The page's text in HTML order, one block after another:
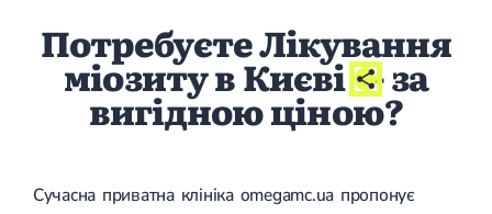
Потребуєте Лікування
міозиту в Києві - за
вигідною ціною?
Сучасна приватна клініка omegamc.ua пропонує